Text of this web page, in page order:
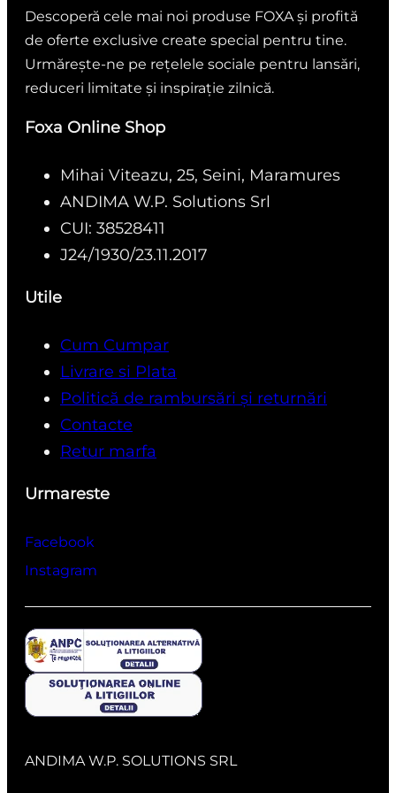
Descoperă cele mai noi produse FOXA și profită
de oferte exclusive create special pentru tine.
Urmărește-ne pe rețelele sociale pentru lansări,
reduceri limitate și inspirație zilnică.
Foxa Online Shop
Mihai Viteazu, 25, Seini, Maramures
ANDIMA W.P. Solutions Srl
CUI: 38528411
J24/1930/23.11.2017
Utile
Cum Cumpar
Livrare si Plata
Politică de rambursări și returnări
Contacte
Retur marfa
Urmareste
Facebook
Instagram
ANDIMA W.P. SOLUTIONS SRL